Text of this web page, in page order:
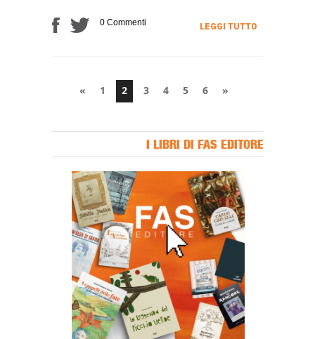
0 Commenti LEGGI TUTTO
« 1 2 3 4 5 6 »
I LIBRI DI FAS EDITORE